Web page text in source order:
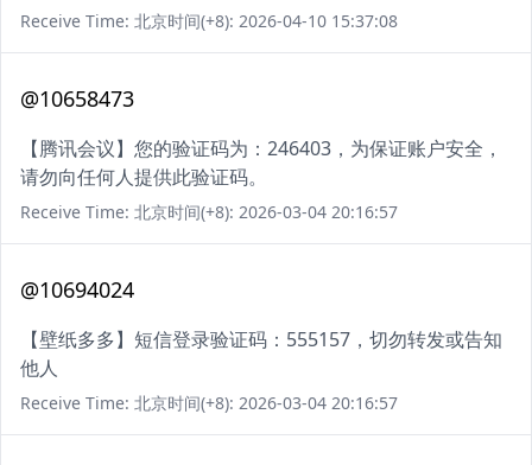
Receive Time: 北京时间(+8): 2026-04-10 15:37:08
@10658473
【腾讯会议】您的验证码为：246403，为保证账户安全，
请勿向任何人提供此验证码。
Receive Time: 北京时间(+8): 2026-03-04 20:16:57
@10694024
【壁纸多多】短信登录验证码：555157，切勿转发或告知
他人
Receive Time: 北京时间(+8): 2026-03-04 20:16:57